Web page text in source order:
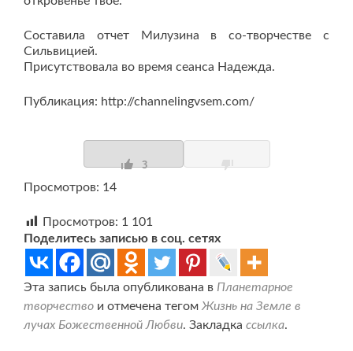
Составила отчет Милузина в со-творчестве с
Сильвицией.
Присутствовала во время сеанса Надежда.
Публикация: http://channelingvsem.com/
3
Просмотров: 14
Просмотров: 1 101
Поделитесь записью в соц. сетях
Эта запись была опубликована в Планетарное
творчество и отмечена тегом Жизнь на Земле в
лучах Божественной Любви. Закладка ссылка.